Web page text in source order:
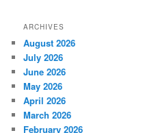
ARCHIVES
August 2026
July 2026
June 2026
May 2026
April 2026
March 2026
February 2026